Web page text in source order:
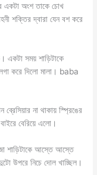
একটা অংশ তাকে চোখ
শক্তির দ্বারা যেন বশ করে
একটা সময় শাড়িটাকে
করে দিলো মালা। baba
না থাকায় স্প্রিঙের
বেরিয়ে এলো।
শাড়িটাকে আস্তে আস্তে
উপরে নিচে দোল খাচ্ছিল।